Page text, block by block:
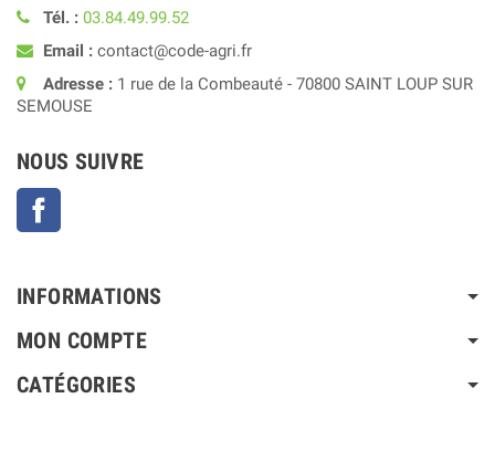
Tél. : 03.84.49.99.52
Email : contact@code-agri.fr
Adresse : 1 rue de la Combeauté - 70800 SAINT LOUP SUR
SEMOUSE
NOUS SUIVRE
INFORMATIONS
MON COMPTE
CATÉGORIES